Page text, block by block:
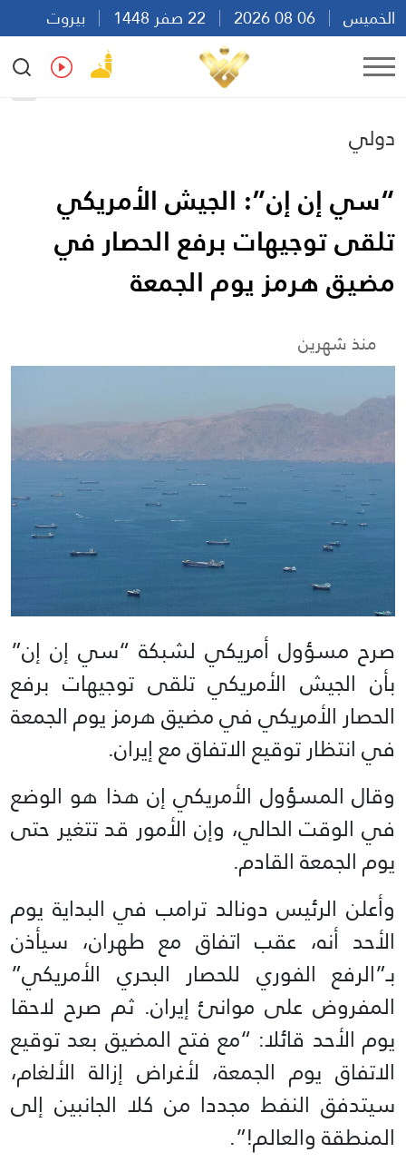
الخميس
بيروت
23:08
Ar
دولي
“سي إن إن”: الجيش الأمريكي
تلقى توجيهات برفع الحصار في
مضيق هرمز يوم الجمعة
منذ شهرين
صرح مسؤول أمريكي لشبكة “سي إن إن”
بأن الجيش الأمريكي تلقى توجيهات برفع
الحصار الأمريكي في مضيق هرمز يوم الجمعة
في انتظار توقيع الاتفاق مع إيران.
وقال المسؤول الأمريكي إن هذا هو الوضع
في الوقت الحالي، وإن الأمور قد تتغير حتى
يوم الجمعة القادم.
وأعلن الرئيس دونالد ترامب في البداية يوم
الأحد أنه، عقب اتفاق مع طهران، سيأذن
بـ”الرفع الفوري للحصار البحري الأمريكي”
المفروض على موانئ إيران. ثم صرح لاحقا
يوم الأحد قائلا: “مع فتح المضيق بعد توقيع
الاتفاق يوم الجمعة، لأغراض إزالة الألغام،
سيتدفق النفط مجددا من كلا الجانبين إلى
المنطقة والعالم!”.